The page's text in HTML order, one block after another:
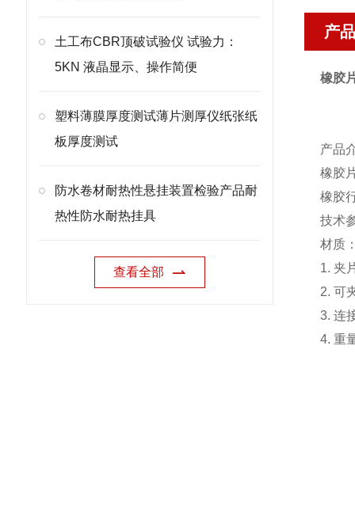
土工布CBR顶破试验仪 试验力：
5KN 液晶显示、操作简便
塑料薄膜厚度测试薄片测厚仪纸张纸
板厚度测试
防水卷材耐热性悬挂装置检验产品耐
热性防水耐热挂具
查看全部
产
橡胶
产品
橡胶
橡胶
技术
材质
1. 夹
2. 可
3. 连
4. 重